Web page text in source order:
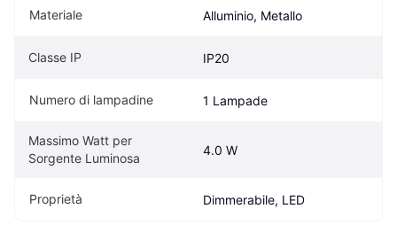
Materiale Alluminio, Metallo
Classe IP IP20
Numero di lampadine 1 Lampade
Massimo Watt per
Sorgente Luminosa
4.0 W
Proprietà Dimmerabile, LED